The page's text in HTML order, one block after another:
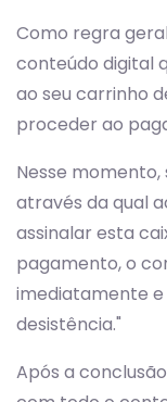
Como regra
conteúdo digital
ao seu carrinho
proceder ao
Nesse momento,
através da qual
assinalar esta
pagamento, o
imediatamente
desistência."
Após a